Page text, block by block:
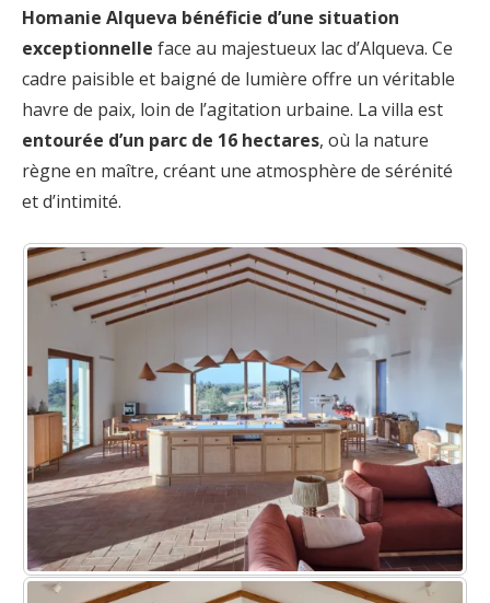
Homanie Alqueva bénéficie d’une situation
exceptionnelle face au majestueux lac d’Alqueva. Ce
cadre paisible et baigné de lumière offre un véritable
havre de paix, loin de l’agitation urbaine. La villa est
entourée d’un parc de 16 hectares, où la nature
règne en maître, créant une atmosphère de sérénité
et d’intimité.